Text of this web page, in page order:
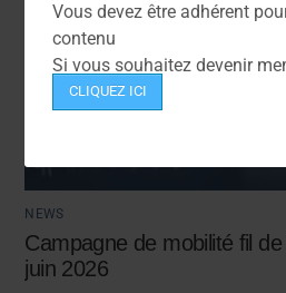
Vous devez être adhérent
contenu
Si vous souhaitez devenir
CLIQUEZ ICI
NEWS
Campagne de mobilité fil de
juin 2026